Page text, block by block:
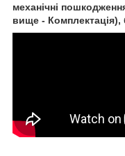
механічні
вище - Комплектація),